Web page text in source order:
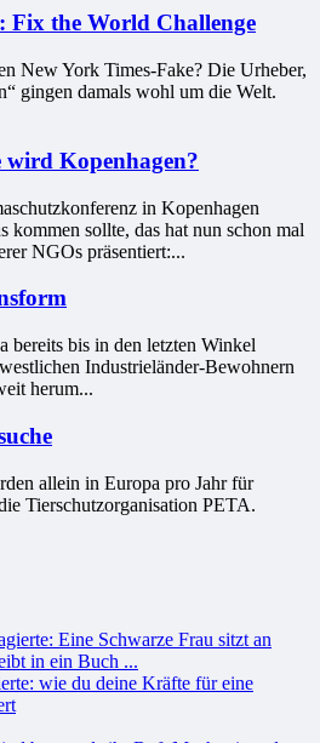
Fix the World Challenge
New York Times-Fake? Die Urheber,
gingen damals wohl um die Welt.
Kopenhagen?
in Kopenhagen
kommen sollte, das hat nun schon mal
NGOs präsentiert:...
bereits bis in den letzten Winkel
Industrieländer-Bewohnern
herum...
allein in Europa pro Jahr für
Tierschutzorganisation PETA.
wie du deine Kräfte für eine